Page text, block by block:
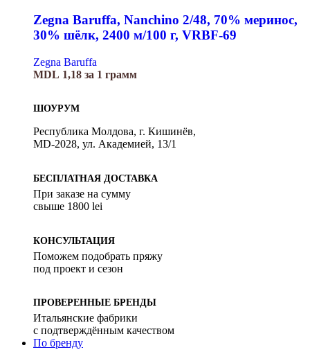
Zegna Baruffa, Nanchino 2/48, 70% меринос,
30% шёлк, 2400 м/100 г, VRBF-69
Zegna Baruffa
MDL 1,18 за 1 грамм
ШОУРУМ
Республика Молдова, г. Кишинёв,
MD-2028, ул. Академией, 13/1
БЕСПЛАТНАЯ ДОСТАВКА
При заказе на сумму
свыше 1800 lei
КОНСУЛЬТАЦИЯ
Поможем подобрать пряжу
под проект и сезон
ПРОВЕРЕННЫЕ БРЕНДЫ
Итальянские фабрики
с подтверждённым качеством
По бренду